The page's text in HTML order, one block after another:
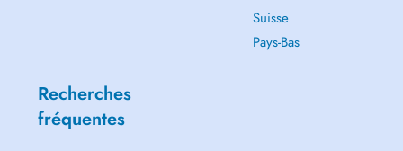
Suisse
Pays-Bas
Recherches
fréquentes